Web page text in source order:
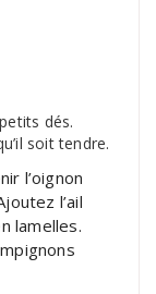
dés.
soit tendre.
l’oignon
l’ail
lamelles.